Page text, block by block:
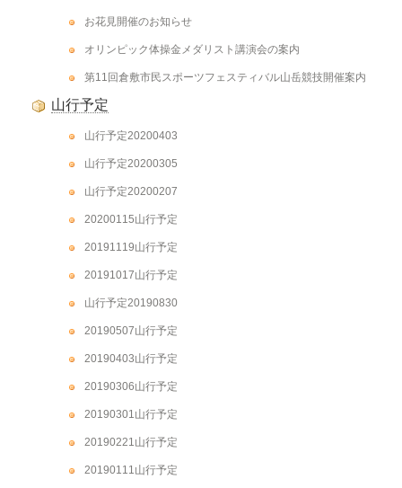
お花見開催のお知らせ
オリンピック体操金メダリスト講演会の案内
第11回倉敷市民スポーツフェスティバル山岳競技開催案内
山行予定
山行予定20200403
山行予定20200305
山行予定20200207
20200115山行予定
20191119山行予定
20191017山行予定
山行予定20190830
20190507山行予定
20190403山行予定
20190306山行予定
20190301山行予定
20190221山行予定
20190111山行予定